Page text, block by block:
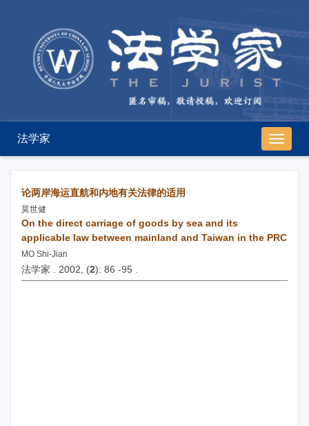
导
航
切
法学家
论两岸海运直航和内地有关法律的适用
莫世健
On the direct carriage of goods by sea and its
applicable law between mainland and Taiwan in the PRC
MO Shi-Jian
法学家 . 2002, (2): 86 -95 .